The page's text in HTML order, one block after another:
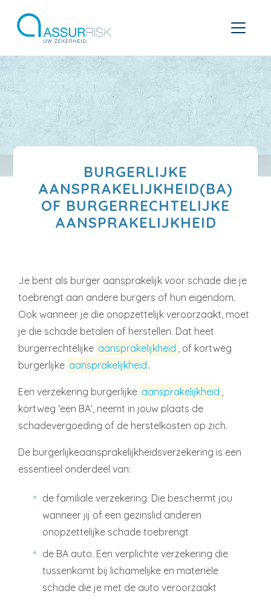
BURGERLIJKE
AANSPRAKELIJKHEID(BA)
OF BURGERRECHTELIJKE
AANSPRAKELIJKHEID
Je bent als burger aansprakelijk voor schade die je
toebrengt aan andere burgers of hun eigendom.
Ook wanneer je die onopzettelijk veroorzaakt, moet
je die schade betalen of herstellen. Dat heet
burgerrechtelijke aansprakelijkheid , of kortweg
burgerlijke aansprakelijkheid .
Een verzekering burgerlijke aansprakelijkheid ,
kortweg ‘een BA’, neemt in jouw plaats de
schadevergoeding of de herstelkosten op zich.
De burgerlijkeaansprakelijkheidsverzekering is een
essentieel onderdeel van:
de familiale verzekering. Die beschermt jou
wanneer jij of een gezinslid anderen
onopzettelijke schade toebrengt
de BA auto. Een verplichte verzekering die
tussenkomt bij lichamelijke en materiële
schade die je met de auto veroorzaakt